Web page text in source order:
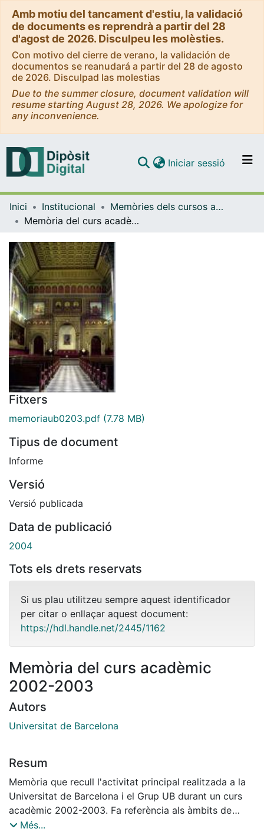
Amb motiu del tancament d'estiu, la validació
de documents es reprendrà a partir del 28
d'agost de 2026. Disculpeu les molèsties.
Con motivo del cierre de verano, la validación de
documentos se reanudará a partir del 28 de agosto
de 2026. Disculpad las molestias
Due to the summer closure, document validation will
resume starting August 28, 2026. We apologize for
any inconvenience.
Navega per tot el DD
Iniciar sessió (current)
Inici Institucional
Memòries dels cursos acadèmics - Universitat de Barcelona
Memòria del curs acadèmic 2002-2003
Fitxers
memoriaub0203.pdf (7.78 MB)
Tipus de document
Informe
Versió
Versió publicada
Data de publicació
2004
Tots els drets reservats
Si us plau utilitzeu sempre aquest identificador
per citar o enllaçar aquest document:
https://hdl.handle.net/2445/1162
Memòria del curs acadèmic
2002-2003
Autors
Universitat de Barcelona
Resum
Memòria que recull l'activitat principal realitzada a la
Universitat de Barcelona i el Grup UB durant un curs
acadèmic 2002-2003. Fa referència als àmbits de
docència i atenció a l'estudiant, recerca, relacions
Més...